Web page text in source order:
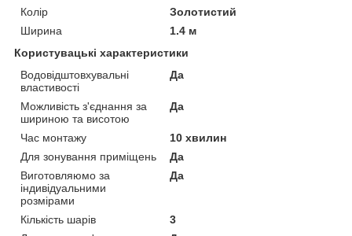
Колір
Золотистий
Ширина
1.4 м
Користувацькі характеристики
Водовідштовхувальні
властивості
Да
Можливість з'єднання за
шириною та висотою
Да
Час монтажу
10 хвилин
Для зонування приміщень
Да
Виготовляюмо за
індивідуальними
розмірами
Да
Кількість шарів
3